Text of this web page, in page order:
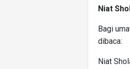
Niat
Bagi
dibaca:
Niat